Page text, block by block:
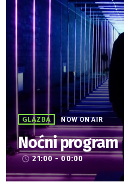
GLAZBA NOW ON AIR
Noćni program
access_time 21:00 - 00:00